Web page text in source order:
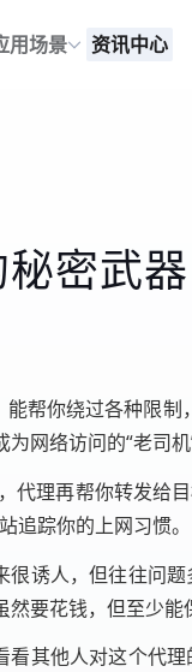
用场景 资讯中心
密武器
帮你绕过各种限
网络访问的“老司机”
理再帮你转发给
追踪你的上网习惯。
诱人，但往往问
要花钱，但至少
其他人对这个代